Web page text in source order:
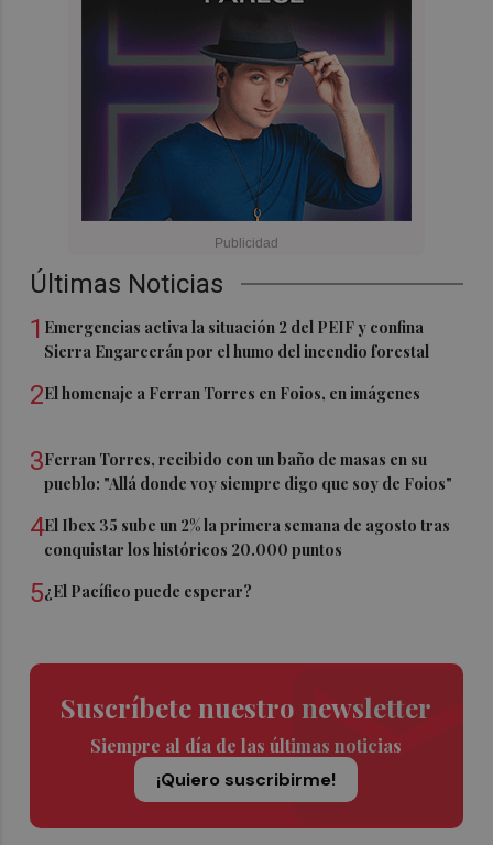
Últimas Noticias
1 Emergencias activa la situación 2 del PEIF y confina
Sierra Engarcerán por el humo del incendio forestal
2El homenaje a Ferran Torres en Foios, en imágenes
3Ferran Torres, recibido con un baño de masas en su
pueblo: "Allá donde voy siempre digo que soy de Foios"
4El Ibex 35 sube un 2% la primera semana de agosto tras
conquistar los históricos 20.000 puntos
5¿El Pacífico puede esperar?
Suscríbete nuestro newsletter
Siempre al día de las últimas noticias
¡Quiero suscribirme!